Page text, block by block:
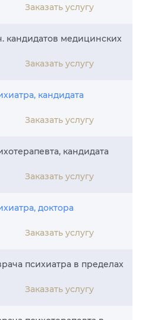
Заказать услугу
кандидатов медицинских
Заказать услугу
кандидата
Заказать услугу
кандидата
Заказать услугу
доктора
Заказать услугу
психиатра в пределах
Заказать услугу